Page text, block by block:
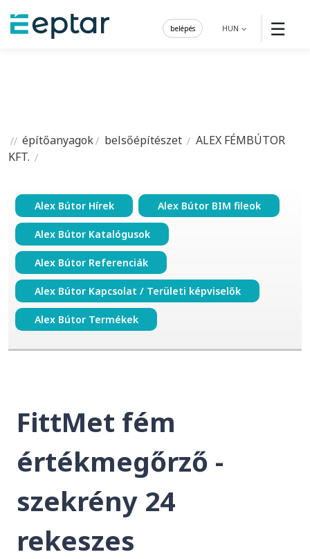
☰
HUN
belépés
építőanyagok belsőépítészet
ALEX FÉMBÚTOR
KFT.
Alex Bútor Hírek Alex Bútor BIM fileok
Alex Bútor Katalógusok
Alex Bútor Referenciák
Alex Bútor Kapcsolat / Területi képviselők
Alex Bútor Termékek
FittMet fém
értékmegőrző -
szekrény 24
rekeszes